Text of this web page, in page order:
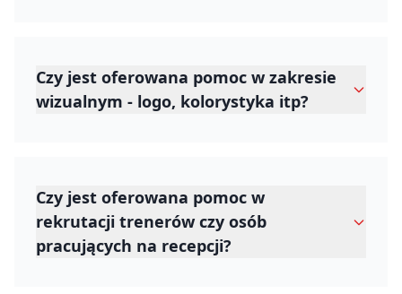
Czy jest oferowana pomoc w zakresie
wizualnym - logo, kolorystyka itp?
Czy jest oferowana pomoc w
rekrutacji trenerów czy osób
pracujących na recepcji?